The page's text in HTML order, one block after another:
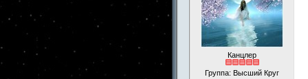
Канцлер
Группа: Высший Круг